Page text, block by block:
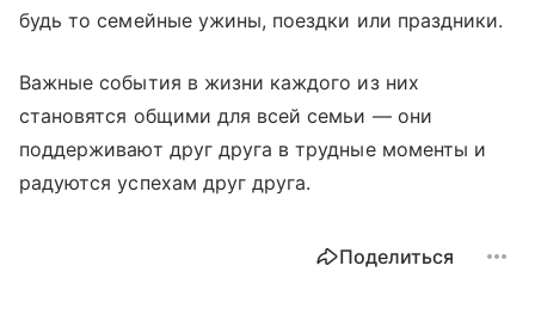
будь то семейные ужины, поездки или праздники.
Важные события в жизни каждого из них
становятся общими для всей семьи — они
поддерживают друг друга в трудные моменты и
радуются успехам друг друга.
Поделиться